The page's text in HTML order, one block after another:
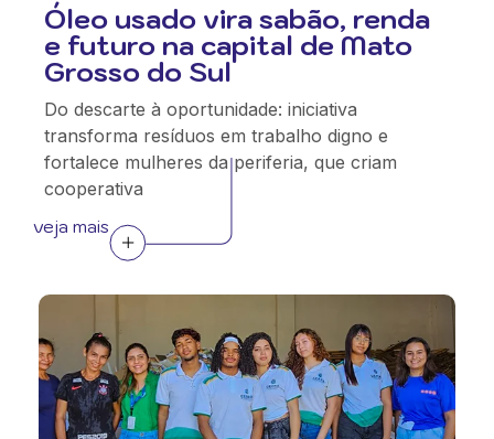
Óleo usado vira sabão, renda
e futuro na capital de Mato
Grosso do Sul
Do descarte à oportunidade: iniciativa
transforma resíduos em trabalho digno e
fortalece mulheres da periferia, que criam
cooperativa
veja mais